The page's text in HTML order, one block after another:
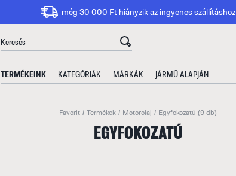
még 30 000 Ft hiányzik az ingyenes szállításhoz
TERMÉKEINK KATEGÓRIÁK MÁRKÁK JÁRMŰ ALAPJÁN
Favorit / Termékek / Motorolaj / Egyfokozatú (9 db)
EGYFOKOZATÚ